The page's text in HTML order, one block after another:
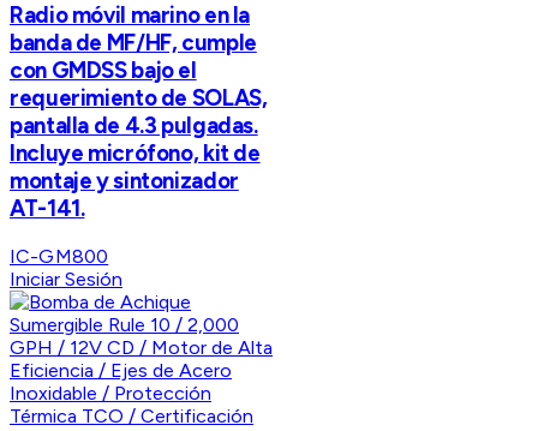
Radio móvil marino en la
banda de MF/HF, cumple
con GMDSS bajo el
requerimiento de SOLAS,
pantalla de 4.3 pulgadas.
Incluye micrófono, kit de
montaje y sintonizador
AT-141.
IC-GM800
Iniciar Sesión